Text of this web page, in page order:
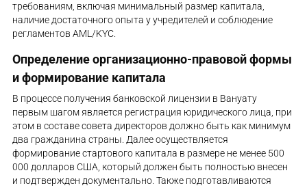
требованиям, включая минимальный размер капитала,
наличие достаточного опыта у учредителей и соблюдение
регламентов AML/KYC.
Определение организационно-правовой формы
и формирование капитала
В процессе получения банковской лицензии в Вануату
первым шагом является регистрация юридического лица, при
этом в составе совета директоров должно быть как минимум
два гражданина страны. Далее осуществляется
формирование стартового капитала в размере не менее 500
000 долларов США, который должен быть полностью внесен
и подтвержден документально. Также подготавливаются